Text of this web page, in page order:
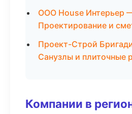
ООО House Интерьер
Проектирование и
Проект-Строй
Санузлы и плиточные
Компании в